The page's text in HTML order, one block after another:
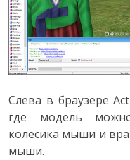
Слева в браузере
где модель
колёсика мыши и
мыши.